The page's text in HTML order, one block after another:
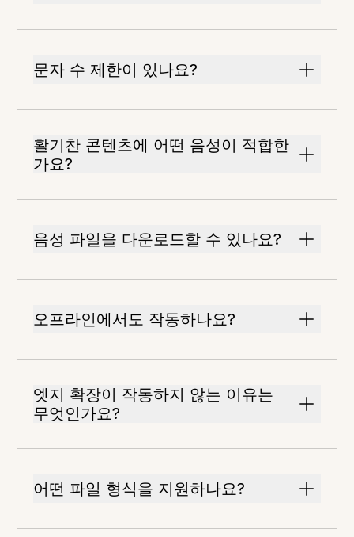
문자 수 제한이 있나요?
활기찬 콘텐츠에 어떤 음성이 적합한
가요?
음성 파일을 다운로드할 수 있나요?
오프라인에서도 작동하나요?
엣지 확장이 작동하지 않는 이유는
무엇인가요?
어떤 파일 형식을 지원하나요?